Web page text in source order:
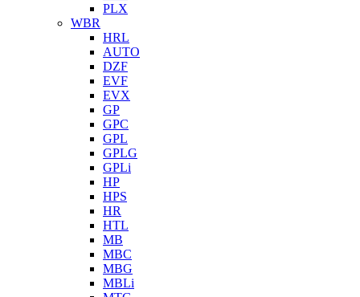
PLX
WBR
HRL
AUTO
DZF
EVF
EVX
GP
GPC
GPL
GPLG
GPLi
HP
HPS
HR
HTL
MB
MBC
MBG
MBLi